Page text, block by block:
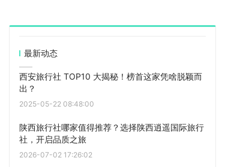
最新动态
西安旅行社 TOP10 大揭秘！榜首这家凭啥脱颖而
出？
2025-05-22 08:48:00
陕西旅行社哪家值得推荐？选择陕西逍遥国际旅行
社，开启品质之旅
2026-07-02 17:26:02